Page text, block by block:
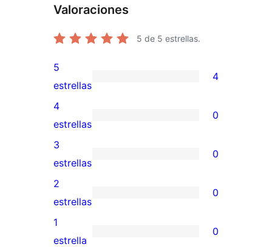
Valoraciones
5 de 5 estrellas.
4
valoraciones
de
5
estrellas
5
estrellas
4
0
valoraciones
de
4
estrellas
4
estrellas
0
0
valoraciones
de
3
estrellas
3
estrellas
0
0
valoraciones
de
2
estrellas
0
0
1
estrella
0